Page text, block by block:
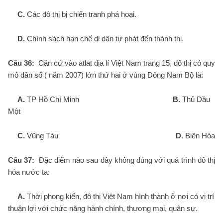
C. Các đô thị bị chiến tranh phá hoại.
D. Chính sách hạn chế di dân tự phát đến thành thị.
Câu 36: Căn cứ vào atlat địa lí Việt Nam trang 15, đô thị có quy
mô dân số ( năm 2007) lớn thứ hai ở vùng Đông Nam Bộ là:
A. TP Hồ Chí Minh B. Thủ Dầu
Một
C. Vũng Tàu D. Biên Hòa
Câu 37: Đặc điểm nào sau đây không đúng với quá trình đô thị
hóa nước ta:
A. Thời phong kiến, đô thị Việt Nam hình thành ở nơi có vị trí
thuận lợi với chức năng hành chính, thương mại, quân sự.